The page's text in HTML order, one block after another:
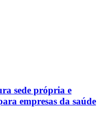
sede própria e
empresas da saúde